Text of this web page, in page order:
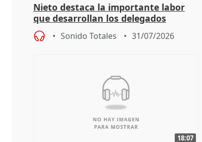
Nieto destaca la importante labor
que desarrollan los delegados
territoriales de la Junta
Sonido Totales 31/07/2026
18:07